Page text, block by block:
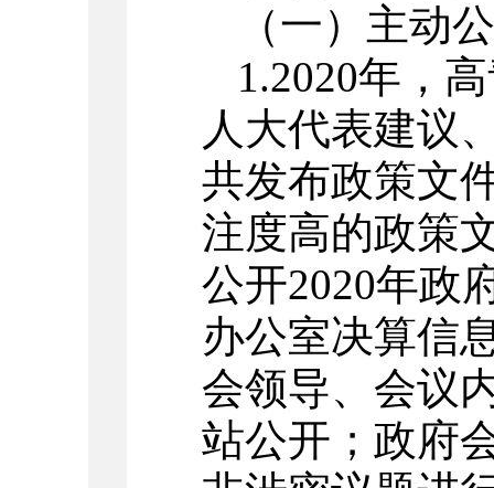
（一）主动
1.2020年，
人大代表建议
共发布政策文
注度高的政策
公开2020年政
办公室决算信
会领导、会议
站公开；政府